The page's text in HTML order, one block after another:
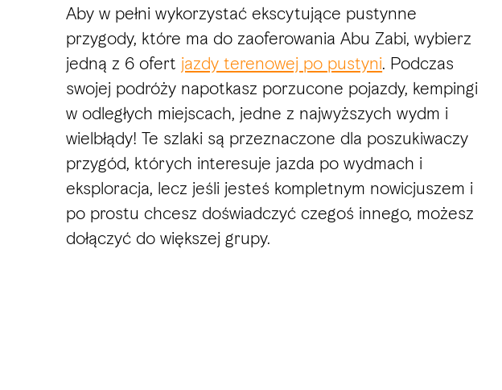
Aby w pełni wykorzystać ekscytujące pustynne
przygody, które ma do zaoferowania Abu Zabi, wybierz
jedną z 6 ofert jazdy terenowej po pustyni. Podczas
swojej podróży napotkasz porzucone pojazdy, kempingi
w odległych miejscach, jedne z najwyższych wydm i
wielbłądy! Te szlaki są przeznaczone dla poszukiwaczy
przygód, których interesuje jazda po wydmach i
eksploracja, lecz jeśli jesteś kompletnym nowicjuszem i
po prostu chcesz doświadczyć czegoś innego, możesz
dołączyć do większej grupy.